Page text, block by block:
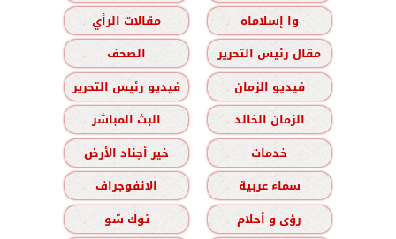
وا إسلاماه
مقالات الرأي
مقال رئيس التحرير
الصحف
فيديو الزمان
فيديو رئيس التحرير
الزمان الخالد
البث المباشر
خدمات
خير أجناد الأرض
سماء عربية
الانفوجراف
رؤى و أحلام
توك شو